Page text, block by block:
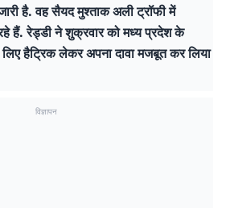
है. वह सैयद मुश्ताक अली ट्रॉफी में
हैं. रेड्डी ने शुक्रवार को मध्य प्रदेश के
हैट्रिक लेकर अपना दावा मजबूत कर लिया
विज्ञापन